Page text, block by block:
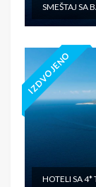
SMEŠTAJ SA
IZDVOJENO
HOTELI SA 4*